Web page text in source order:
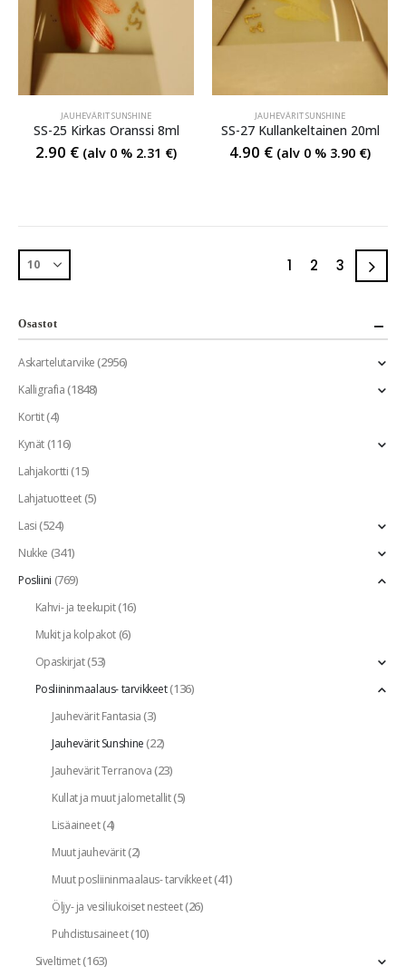
JAUHEVÄRIT SUNSHINE
SS-25 Kirkas Oranssi 8ml
2.90 € (alv 0 % 2.31 €)
JAUHEVÄRIT SUNSHINE
SS-27 Kullankeltainen 20ml
4.90 € (alv 0 % 3.90 €)
1 2 3
Osastot
Askartelutarvike(2956)
Kalligrafia(1848)
Kortit(4)
Kynät(116)
Lahjakortti(15)
Lahjatuotteet(5)
Lasi(524)
Nukke (341)
Posliini (769)
Kahvi- ja teekupit(16)
Mukit ja kolpakot(6)
Opaskirjat(53)
Posliininmaalaus- tarvikkeet(136)
Jauhevärit Fantasia(3)
Jauhevärit Sunshine(22)
Jauhevärit Terranova(23)
Kullat ja muut jalometallit(5)
Lisäaineet(4)
Muut jauhevärit(2)
Muut posliininmaalaus- tarvikkeet(41)
Öljy- ja vesiliukoiset nesteet(26)
Puhdistusaineet(10)
Siveltimet(163)